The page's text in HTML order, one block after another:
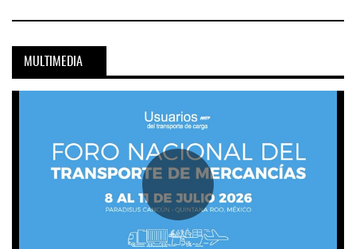
MULTIMEDIA